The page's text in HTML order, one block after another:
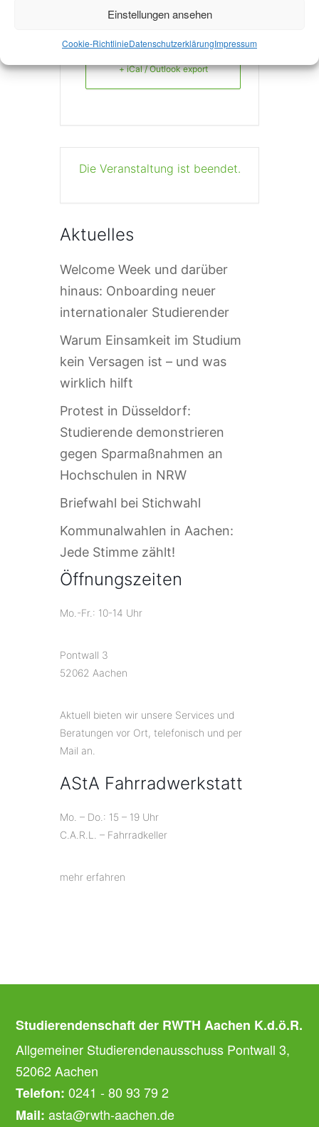
Einstellungen ansehen
Cookie-RichtlinieDatenschutzerklärungImpressum
+ Zu Google Kalender hinzufügen
+ iCal / Outlook export
Die Veranstaltung ist beendet.
Aktuelles
Welcome Week und darüber
hinaus: Onboarding neuer
internationaler Studierender
Warum Einsamkeit im Studium
kein Versagen ist – und was
wirklich hilft
Protest in Düsseldorf:
Studierende demonstrieren
gegen Sparmaßnahmen an
Hochschulen in NRW
Briefwahl bei Stichwahl
Kommunalwahlen in Aachen:
Jede Stimme zählt!
Öffnungszeiten
Mo.-Fr.: 10-14 Uhr
Pontwall 3
52062 Aachen
Aktuell bieten wir unsere Services und
Beratungen vor Ort, telefonisch und per
Mail an.
AStA Fahrradwerkstatt
Mo. – Do.: 15 – 19 Uhr
C.A.R.L. – Fahrradkeller
mehr erfahren
Studierendenschaft der RWTH Aachen K.d.ö.R.
Allgemeiner Studierendenausschuss Pontwall 3,
52062 Aachen
Telefon: 0241 - 80 93 79 2
Mail: asta@rwth-aachen.de